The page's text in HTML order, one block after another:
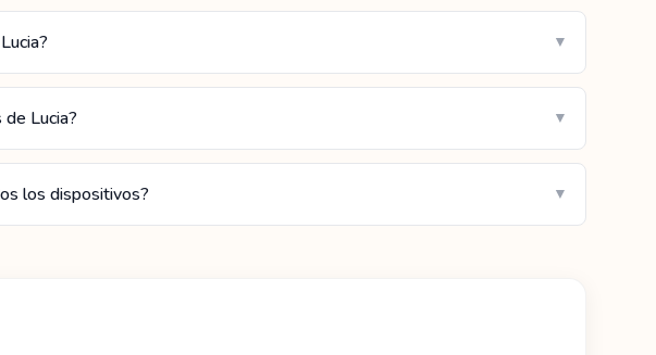
▼
Lucia? ▼
los dispositivos? ▼